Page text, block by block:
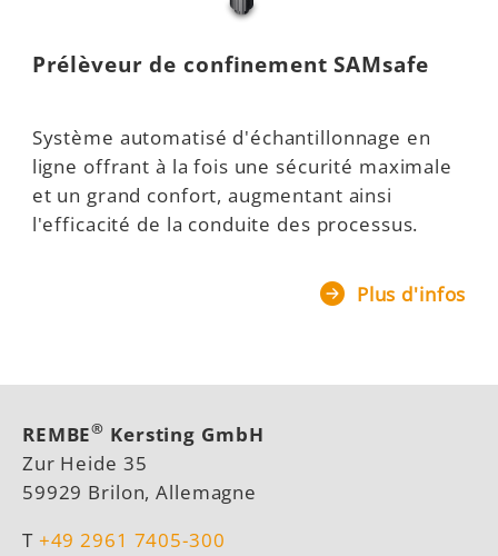
Prélèveur de confinement SAMsafe
Système automatisé d'échantillonnage en
ligne offrant à la fois une sécurité maximale
et un grand confort, augmentant ainsi
l'efficacité de la conduite des processus.
Plus d'infos
REMBE® Kersting GmbH
Zur Heide 35
59929 Brilon, Allemagne
T +49 2961 7405-300